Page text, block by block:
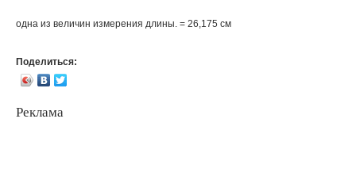
одна из величин измерения длины. = 26,175 см
Поделиться:
Реклама